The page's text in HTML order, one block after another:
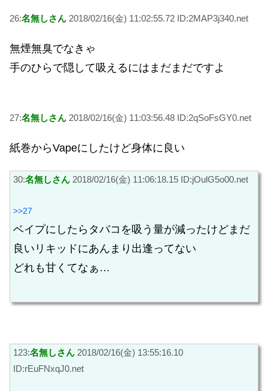
26:名無しさん 2018/02/16(金) 11:02:55.72 ID:2MAP3j340.net
無煙無臭でなきゃ
手のひらで隠して吸えるにはまだまだですよ
27:名無しさん 2018/02/16(金) 11:03:56.48 ID:2qSoFsGY0.net
紙巻からVapeにしたけど身体に良い
30:名無しさん 2018/02/16(金) 11:06:18.15 ID:jOulG5o00.net
>>27
ベイプにしたらタバコを吸う量が減ったけどまだ
良いリキッドにあんまり出逢ってない
どれも甘くてなぁ…
123:名無しさん 2018/02/16(金) 13:55:16.10
ID:rEuFNxqJ0.net